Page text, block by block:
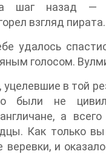
шаг назад —
взгляд пирата.
удалось
голосом.
в той
были не
а
Как только вы
веревки, и